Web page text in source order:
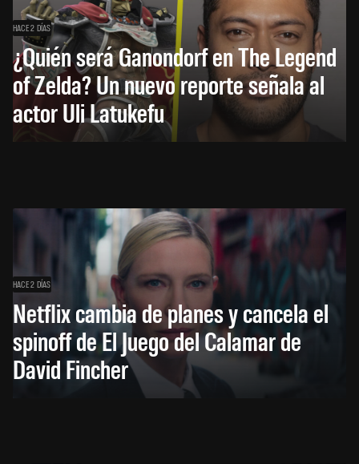
HACE 2 DÍAS
¿Quién será Ganondorf en The Legend
of Zelda? Un nuevo reporte señala al
actor Uli Latukefu
HACE 2 DÍAS
Netflix cambia de planes y cancela el
spinoff de El Juego del Calamar de
David Fincher